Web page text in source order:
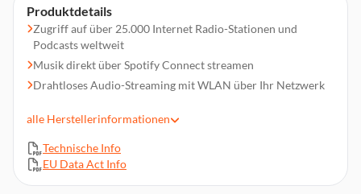
Produktdetails
Zugriff auf über 25.000 Internet Radio-Stationen und
Podcasts weltweit
Musik direkt über Spotify Connect streamen
Drahtloses Audio-Streaming mit WLAN über Ihr Netzwerk
Vorinstallierte Relaxinhalte
Nach oben ausgerichtete Lautsprecher erzeugt im ganzen
Raum ein 360° Klangbild
alle Herstellerinformationen
Technische Info
EU Data Act Info